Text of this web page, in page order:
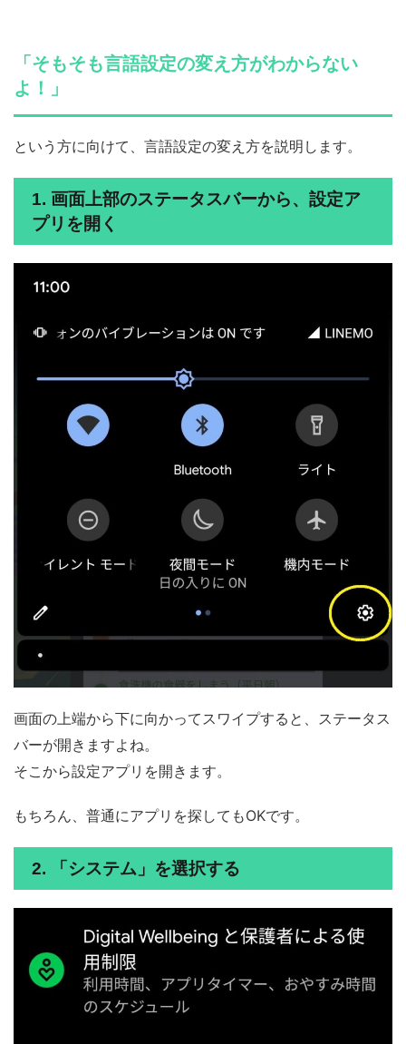
「そもそも言語設定の変え方がわからない
よ！」
という方に向けて、言語設定の変え方を説明します。
1. 画面上部のステータスバーから、設定ア
プリを開く
画面の上端から下に向かってスワイプすると、ステータス
バーが開きますよね。
そこから設定アプリを開きます。
もちろん、普通にアプリを探してもOKです。
2. 「システム」を選択する